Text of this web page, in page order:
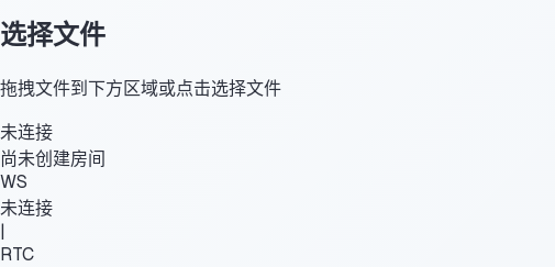
选择文件
拖拽文件到下方区域或点击选择文件
未连接
尚未创建房间
WS
未连接
|
RTC